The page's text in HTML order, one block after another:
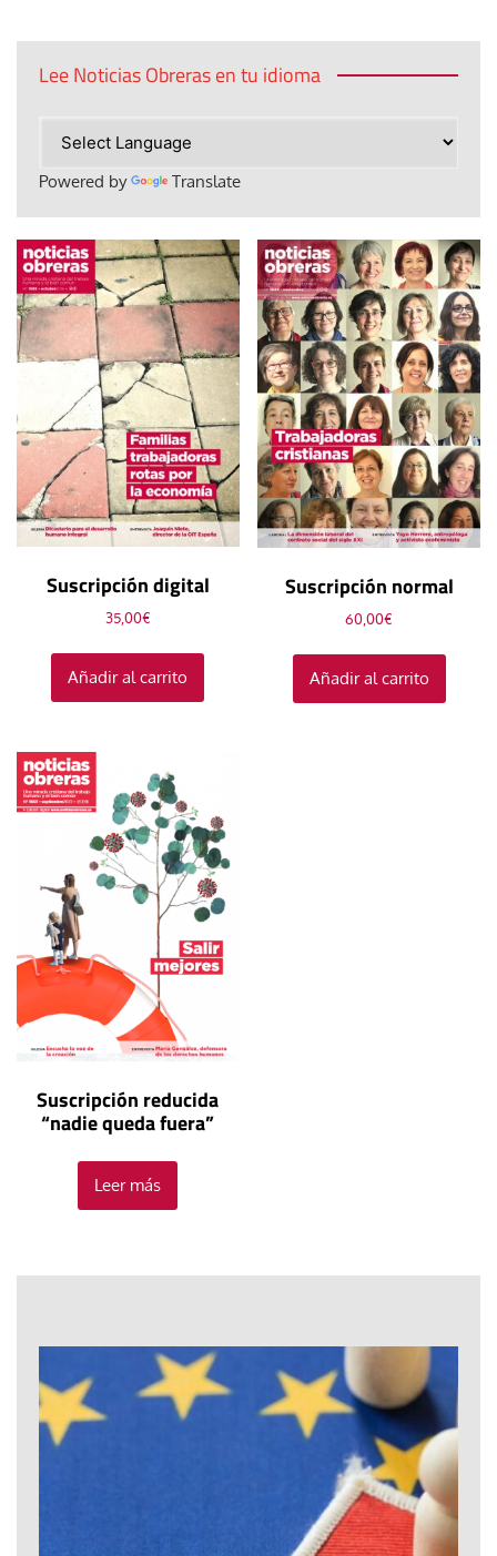
Lee Noticias Obreras en tu idioma
Powered by Translate
Suscripción digital
35,00€
Añadir al carrito
Suscripción normal
60,00€
Añadir al carrito
Suscripción reducida
“nadie queda fuera”
Leer más